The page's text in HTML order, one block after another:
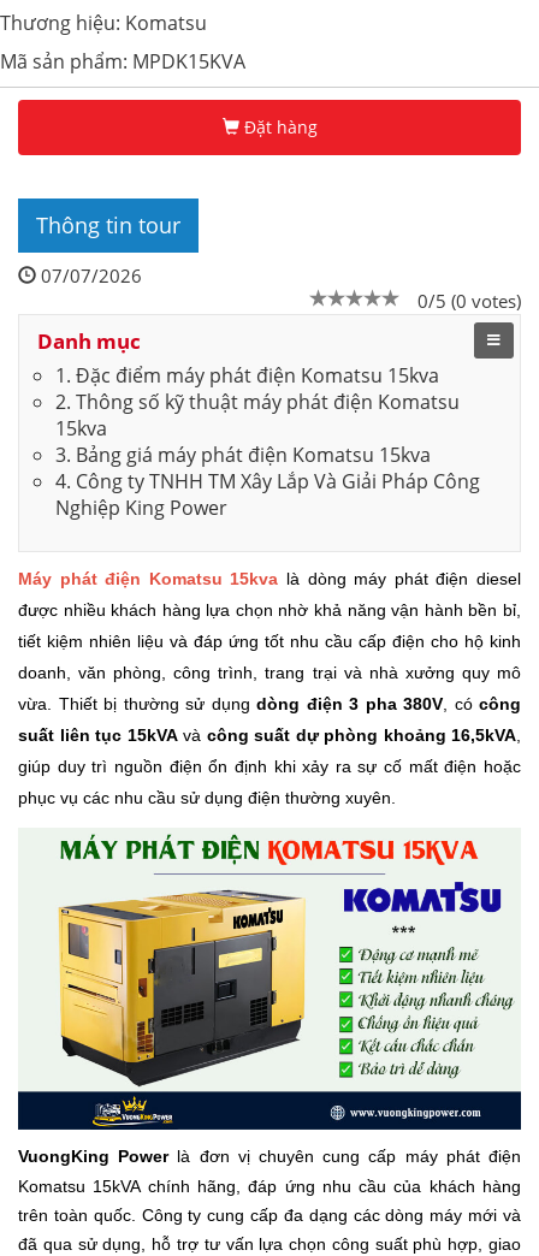
Thương hiệu: Komatsu
Mã sản phẩm: MPDK15KVA
Đặt hàng
Thông tin tour
07/07/2026
0/5 (0 votes)
Danh mục
1. Đặc điểm máy phát điện Komatsu 15kva
2. Thông số kỹ thuật máy phát điện Komatsu
15kva
3. Bảng giá máy phát điện Komatsu 15kva
4. Công ty TNHH TM Xây Lắp Và Giải Pháp Công
Nghiệp King Power
Máy phát điện Komatsu 15kva là dòng máy phát điện diesel
được nhiều khách hàng lựa chọn nhờ khả năng vận hành bền bỉ,
tiết kiệm nhiên liệu và đáp ứng tốt nhu cầu cấp điện cho hộ kinh
doanh, văn phòng, công trình, trang trại và nhà xưởng quy mô
vừa. Thiết bị thường sử dụng dòng điện 3 pha 380V, có công
suất liên tục 15kVAvà công suất dự phòng khoảng 16,5kVA,
giúp duy trì nguồn điện ổn định khi xảy ra sự cố mất điện hoặc
phục vụ các nhu cầu sử dụng điện thường xuyên.
VuongKing Powerlà đơn vị chuyên cung cấp máy phát điện
Komatsu 15kVA chính hãng, đáp ứng nhu cầu của khách hàng
trên toàn quốc. Công ty cung cấp đa dạng các dòng máy mới và
đã qua sử dụng, hỗ trợ tư vấn lựa chọn công suất phù hợp, giao